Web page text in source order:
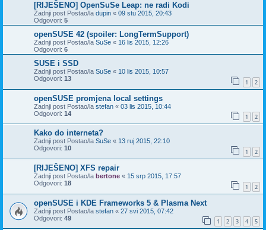
[RIJEŠENO] OpenSuSe Leap: ne radi Kodi
Zadnji post Postao/la dupin « 09 stu 2015, 20:43
Odgovori: 5
openSUSE 42 (spoiler: LongTermSupport)
Zadnji post Postao/la SuSe « 16 lis 2015, 12:26
Odgovori: 6
SUSE i SSD
Zadnji post Postao/la SuSe « 10 lis 2015, 10:57
Odgovori: 13 1 2
openSUSE promjena local settings
Zadnji post Postao/la stefan « 03 lis 2015, 10:44
Odgovori: 14 1 2
Kako do interneta?
Zadnji post Postao/la SuSe « 13 ruj 2015, 22:10
Odgovori: 10 1 2
[RIJEŠENO] XFS repair
Zadnji post Postao/la bertone « 15 srp 2015, 17:57
Odgovori: 18 1 2
openSUSE i KDE Frameworks 5 & Plasma Next
Zadnji post Postao/la stefan « 27 svi 2015, 07:42
Odgovori: 49 1 2 3 4 5